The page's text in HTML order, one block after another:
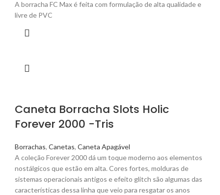
A borracha FC Max é feita com formulação de alta qualidade e
livre de PVC
Caneta Borracha Slots Holic
Forever 2000 -Tris
Borrachas, Canetas, Caneta Apagável
A coleção Forever 2000 dá um toque moderno aos elementos
nostálgicos que estão em alta. Cores fortes, molduras de
sistemas operacionais antigos e efeito glitch são algumas das
características dessa linha que veio para resgatar os anos